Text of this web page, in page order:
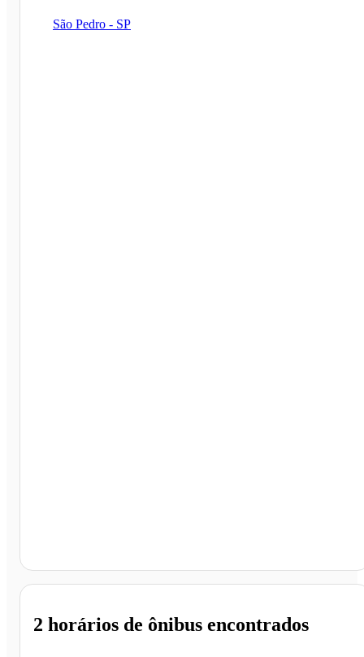
São Pedro - SP
2 horários de ônibus encontrados